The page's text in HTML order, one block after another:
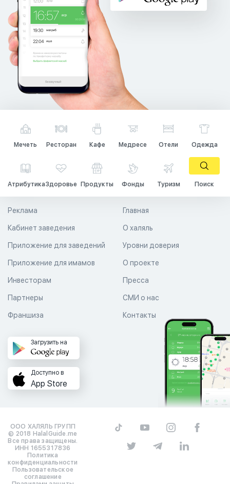
Мечеть Ресторан Кафе Медресе Отели Одежда
АтрибутикаЗдоровье Продукты Фонды Туризм Поиск
Главная
О халяль
Уровни доверия
Реклама
Кабинет заведения
Приложение для заведений
Приложение для имамов О проекте
Пресса
СМИ о нас
Контакты
Инвесторам
Партнеры
Франшиза
Загрузить на
Доступно в
App Store
ООО ХАЛЯЛЬ ГРУПП
© 2018 HalalGuide.me
Все права защищены.
ИНН 1655317836
Политика
конфиденциальности
Пользовательское
соглашение